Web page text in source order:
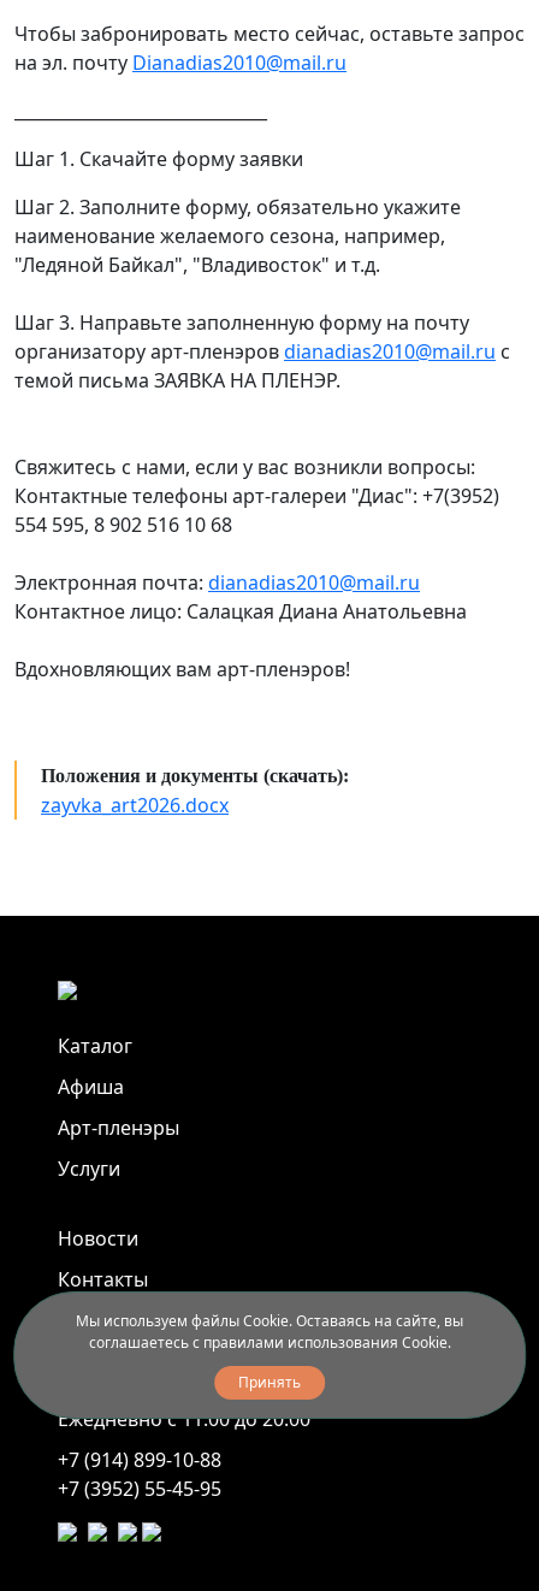
Чтобы забронировать место сейчас, оставьте запрос
на эл. почту Dianadias2010@mail.ru
Шаг 1. Скачайте форму заявки
Шаг 2. Заполните форму, обязательно укажите
наименование желаемого сезона, например,
"Ледяной Байкал", "Владивосток" и т.д.
Шаг 3. Направьте заполненную форму на почту
организатору арт-пленэровdianadias2010@mail.ru с
темой письма ЗАЯВКА НА ПЛЕНЭР.
Свяжитесь с нами, если у вас возникли вопросы:
Контактные телефоны арт-галереи "Диас": +7(3952)
554 595, 8 902 516 10 68
Электронная почта: dianadias2010@mail.ru
Контактное лицо: Салацкая Диана Анатольевна
Вдохновляющих вам арт-пленэров!
Положения и документы (скачать):
zayvka_art2026.docx
Каталог
Афиша
Арт-пленэры
Услуги
Новости
Контакты
Доставка и правила вывоза
Иркутск, ул. Седова, 40
Ежедневно с 11.00 до 20.00
+7 (914) 899-10-88
+7 (3952) 55-45-95
Мы используем файлы Cookie. Оставаясь на сайте, вы
соглашаетесь с правилами использования Cookie.
Принять